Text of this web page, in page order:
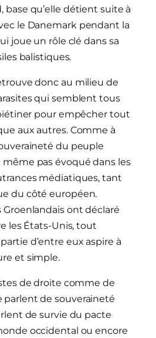
base qu’elle détient suite à
le Danemark pendant la
joue un rôle clé dans sa
balistiques.
donc au milieu de
qui semblent tous
pour empêcher tout
aux autres. Comme à
du peuple
même pas évoqué dans les
médiatiques, tant
du côté européen.
Groenlandais ont déclaré
les États-Unis, tout
d’entre eux aspire à
et simple.
de droite comme de
parlent de souveraineté
de survie du pacte
occidental ou encore